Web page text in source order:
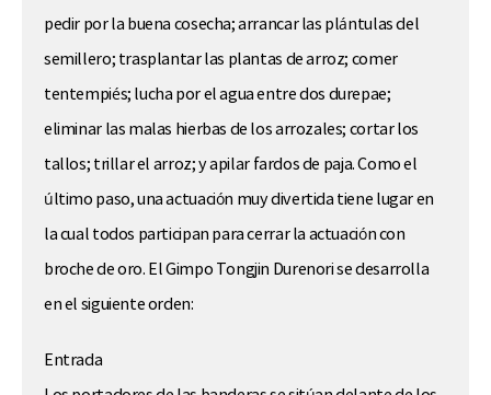
pedir por la buena cosecha; arrancar las plántulas del
semillero; trasplantar las plantas de arroz; comer
tentempiés; lucha por el agua entre dos durepae;
eliminar las malas hierbas de los arrozales; cortar los
tallos; trillar el arroz; y apilar fardos de paja. Como el
último paso, una actuación muy divertida tiene lugar en
la cual todos participan para cerrar la actuación con
broche de oro. El Gimpo Tongjin Durenori se desarrolla
en el siguiente orden:
Entrada